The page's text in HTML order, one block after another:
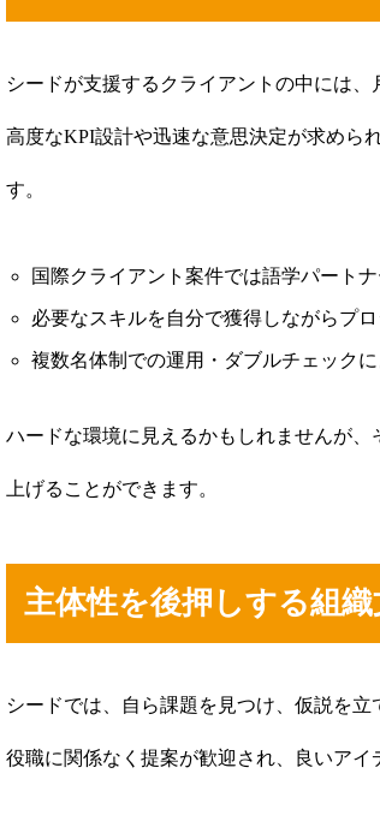
トップページ
新卒採用
インターン採用
インタビュー
ストーリー（NEWS）
シードが支援するクライアントの中には、
高度なKPI設計や迅速な意思決定が求めら
す。
国際クライアント案件では語学パート
必要なスキルを自分で獲得しながらプ
複数名体制での運用・ダブルチェック
ハードな環境に見えるかもしれませんが
上げることができます。
主体性を後押しする組織
シードでは、自ら課題を見つけ、仮説を立
役職に関係なく提案が歓迎され、良いアイ